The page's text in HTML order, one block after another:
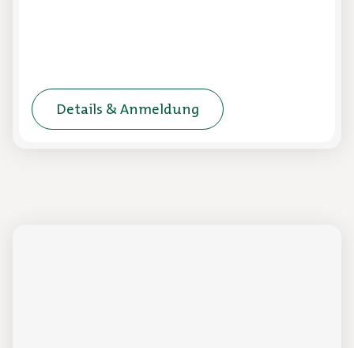
Details & Anmeldung